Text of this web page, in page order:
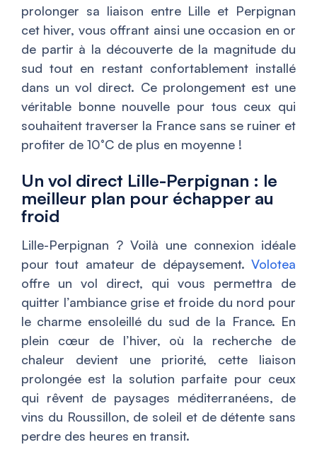
prolonger sa liaison entre Lille et Perpignan
cet hiver, vous offrant ainsi une occasion en or
de partir à la découverte de la magnitude du
sud tout en restant confortablement installé
dans un vol direct. Ce prolongement est une
véritable bonne nouvelle pour tous ceux qui
souhaitent traverser la France sans se ruiner et
profiter de 10°C de plus en moyenne !
Un vol direct Lille-Perpignan : le
meilleur plan pour échapper au
froid
Lille-Perpignan ? Voilà une connexion idéale
pour tout amateur de dépaysement. Volotea
offre un vol direct, qui vous permettra de
quitter l’ambiance grise et froide du nord pour
le charme ensoleillé du sud de la France. En
plein cœur de l’hiver, où la recherche de
chaleur devient une priorité, cette liaison
prolongée est la solution parfaite pour ceux
qui rêvent de paysages méditerranéens, de
vins du Roussillon, de soleil et de détente sans
perdre des heures en transit.